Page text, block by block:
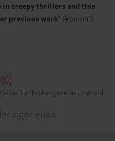
in creepy thrillers and this
previous work' Woman's
(0)
for brukergenerert innhold
ennå